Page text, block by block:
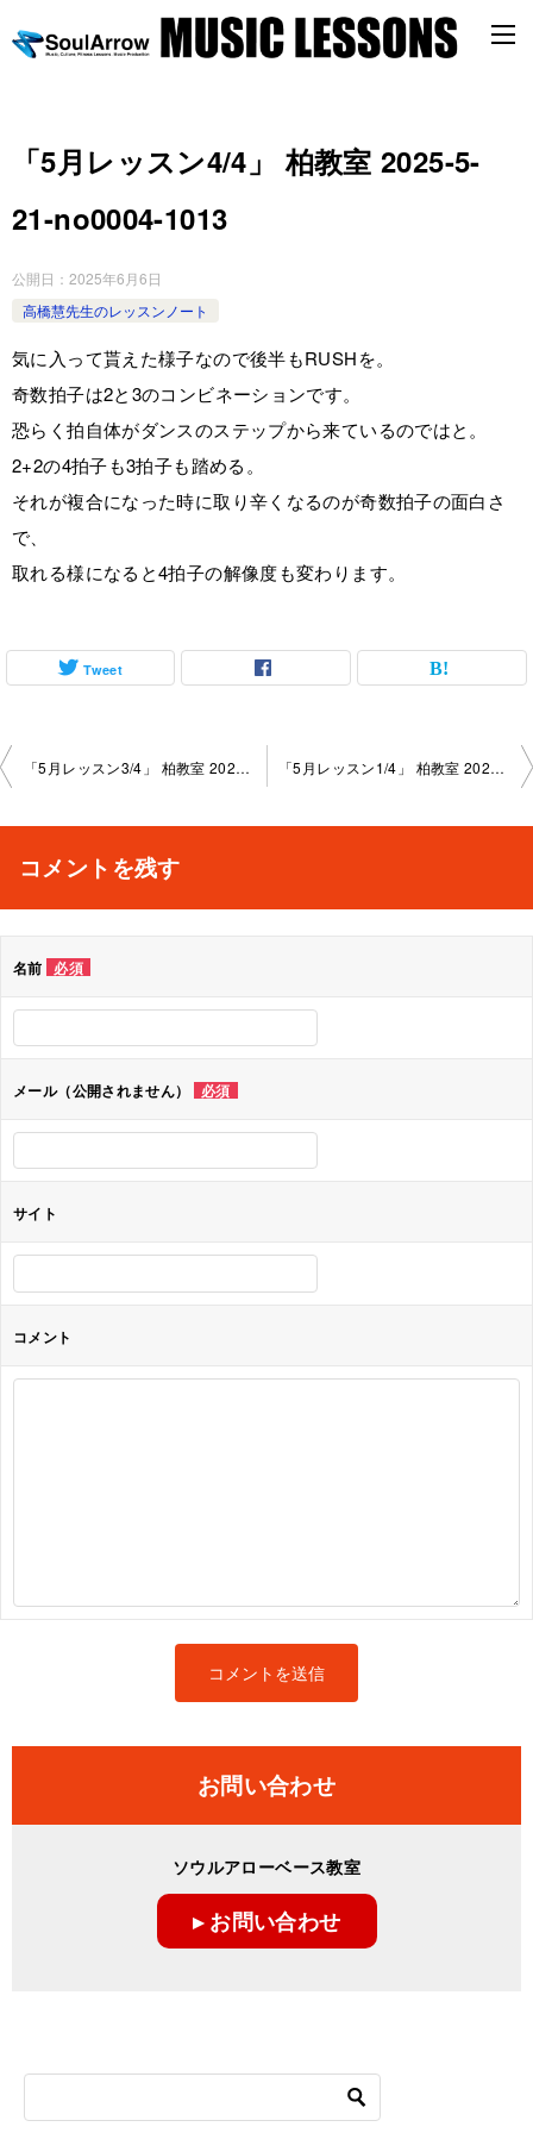
「5月レッスン4/4」 柏教室 2025-5-
21-no0004-1013
公開日： 2025年6月6日
高橋慧先生のレッスンノート
気に入って貰えた様子なので後半もRUSHを。
奇数拍子は2と3のコンビネーションです。
恐らく拍自体がダンスのステップから来ているのではと。
2+2の4拍子も3拍子も踏める。
それが複合になった時に取り辛くなるのが奇数拍子の面白さ
で、
取れる様になると4拍子の解像度も変わります。
Tweet
投
ビ
シ
ョ
ン
「5月レッスン3/4」 柏教室 2025-5-21-no0004-1013 「5月レッスン1/4」 柏教室 2025-5-21-no0004-1008
コメントを残す
名前 必須
メール（公開されません） 必須
サイト
コメント
お問い合わせ
ソウルアローベース教室
▸ お問い合わせ